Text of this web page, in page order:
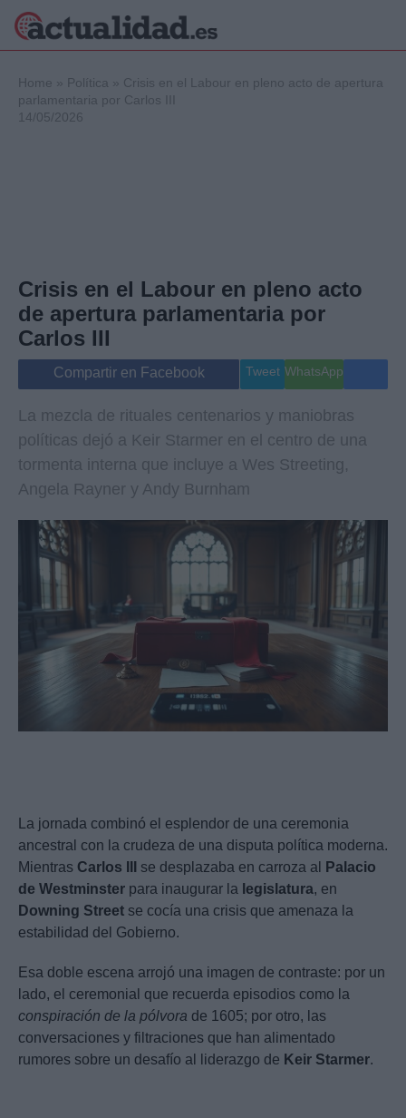
Internacional
Viajes
Gente
Musica
Home » Política » Crisis en el Labour en pleno acto de apertura
parlamentaria por Carlos III
14/05/2026
Crisis en el Labour en pleno acto
de apertura parlamentaria por
Carlos III
Compartir en Facebook Tweet WhatsApp
La mezcla de rituales centenarios y maniobras
políticas dejó a Keir Starmer en el centro de una
tormenta interna que incluye a Wes Streeting,
Angela Rayner y Andy Burnham
La jornada combinó el esplendor de una ceremonia
ancestral con la crudeza de una disputa política moderna.
Mientras Carlos III se desplazaba en carroza al
Palacio
de Westminster para inaugurar la legislatura, en
Downing Street se cocía una crisis que amenaza la
estabilidad del Gobierno.
Esa doble escena arrojó una imagen de contraste: por un
lado, el ceremonial que recuerda episodios como la
conspiración de la pólvora de 1605; por otro, las
conversaciones y filtraciones que han alimentado
rumores sobre un desafío al liderazgo de Keir Starmer.